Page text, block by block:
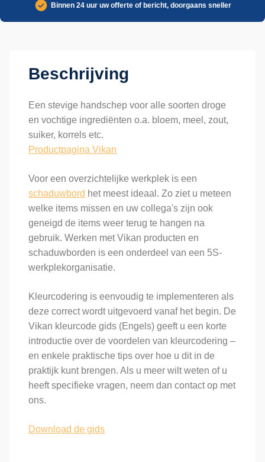
Binnen 24 uur uw offerte of bericht, doorgaans sneller
Beschrijving
Een stevige handschep voor alle soorten droge
en vochtige ingrediënten o.a. bloem, meel, zout,
suiker, korrels etc.
Productpagina Vikan
Voor een overzichtelijke werkplek is een
schaduwbord het meest ideaal. Zo ziet u meteen
welke items missen en uw collega's zijn ook
geneigd de items weer terug te hangen na
gebruik. Werken met Vikan producten en
schaduwborden is een onderdeel van een 5S-
werkplekorganisatie.
Kleurcodering is eenvoudig te implementeren als
deze correct wordt uitgevoerd vanaf het begin. De
Vikan kleurcode gids (Engels) geeft u een korte
introductie over de voordelen van kleurcodering –
en enkele praktische tips over hoe u dit in de
praktijk kunt brengen. Als u meer wilt weten of u
heeft specifieke vragen, neem dan contact op met
ons.
Download de gids